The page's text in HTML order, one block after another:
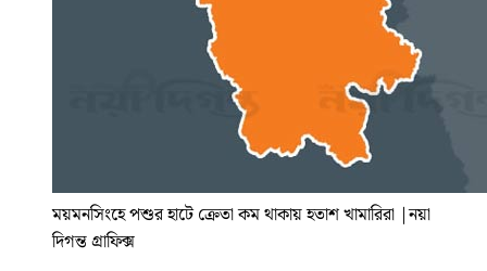
ময়মনসিংহে পশুর হাটে ক্রেতা কম থাকায় হতাশ খামারিরা |নয়া
দিগন্ত গ্রাফিক্স